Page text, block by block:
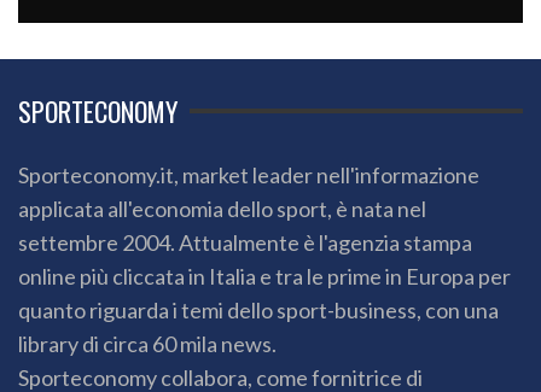
SPORTECONOMY
Sporteconomy.it, market leader nell'informazione
applicata all'economia dello sport, è nata nel
settembre 2004. Attualmente è l'agenzia stampa
online più cliccata in Italia e tra le prime in Europa per
quanto riguarda i temi dello sport-business, con una
library di circa 60 mila news.
Sporteconomy collabora, come fornitrice di